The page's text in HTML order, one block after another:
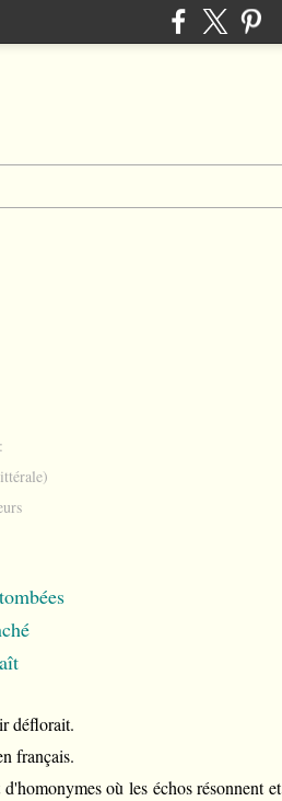
déflorait.
français.
où les échos résonnent et